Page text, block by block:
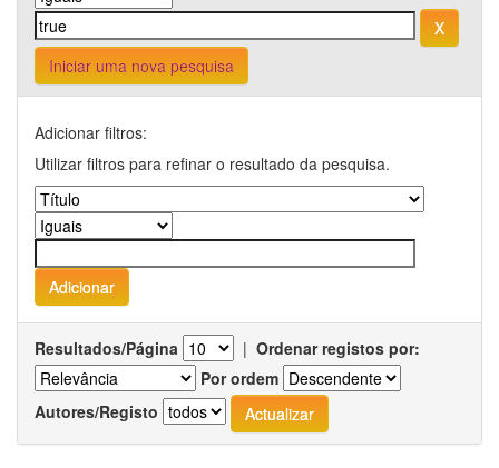
Iniciar uma nova pesquisa
Adicionar filtros:
Utilizar filtros para refinar o resultado da pesquisa.
Resultados/Página | Ordenar registos por:
Por ordem
Autores/Registo